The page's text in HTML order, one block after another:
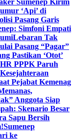
Sumenep Kirim
‘Api’ di
Pasang Garis
Simfoni Empati
Lebaran Tak
Pasang “Pagar”
Pastikan ‘Otot’
PPPK Paruh
Pejabat Kemenag
Anggota Siap
Skenario Besar
Sapu Bersih
Sumenep
ke